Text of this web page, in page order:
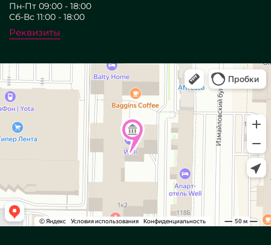
Пн-Пт 09:00 - 18:00
Сб-Вс 11:00 - 18:00
Реквизиты